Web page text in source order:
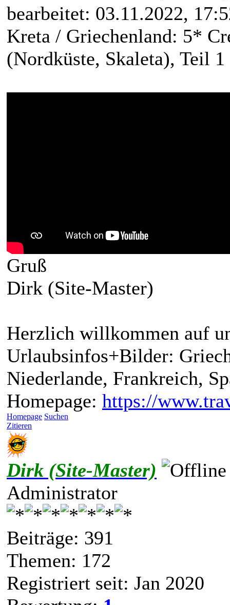
bearbeitet: 03.11.2022,
Kreta / Griechenland: 5*
(Nordküste, Skaleta), Teil 1
Gruß
Dirk (Site-Master)
Herzlich willkommen auf
Urlaubsinfos+Bilder:
Niederlande, Frankreich,
Homepage: https://
Homepage Suchen
Zitieren
Dirk (Site-Master)
Administrator
Beiträge: 391
Themen: 172
Registriert seit: Jan 2020